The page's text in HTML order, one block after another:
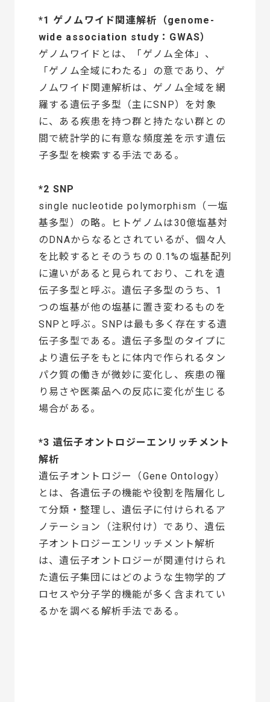
*1 ゲノムワイド関連解析（genome-
wide association study：GWAS）
ゲノムワイドとは、「ゲノム全体」、
「ゲノム全域にわたる」の意であり、ゲ
ノムワイド関連解析は、ゲノム全域を網
羅する遺伝子多型（主にSNP）を対象
に、ある疾患を持つ群と持たない群との
間で統計学的に有意な頻度差を示す遺伝
子多型を検索する手法である。
*2 SNP
single nucleotide polymorphism（一塩
基多型）の略。ヒトゲノムは30億塩基対
のDNAからなるとされているが、個々人
を比較するとそのうちの 0.1%の塩基配列
に違いがあると見られており、これを遺
伝子多型と呼ぶ。遺伝子多型のうち、1
つの塩基が他の塩基に置き変わるものを
SNPと呼ぶ。SNPは最も多く存在する遺
伝子多型である。遺伝子多型のタイプに
より遺伝子をもとに体内で作られるタン
パク質の働きが微妙に変化し、疾患の罹
り易さや医薬品への反応に変化が生じる
場合がある。
*3 遺伝子オントロジーエンリッチメント
解析
遺伝子オントロジー（Gene Ontology）
とは、各遺伝子の機能や役割を階層化し
て分類・整理し、遺伝子に付けられるア
ノテーション（注釈付け）であり、遺伝
子オントロジーエンリッチメント解析
は、遺伝子オントロジーが関連付けられ
た遺伝子集団にはどのような生物学的プ
ロセスや分子学的機能が多く含まれてい
るかを調べる解析手法である。